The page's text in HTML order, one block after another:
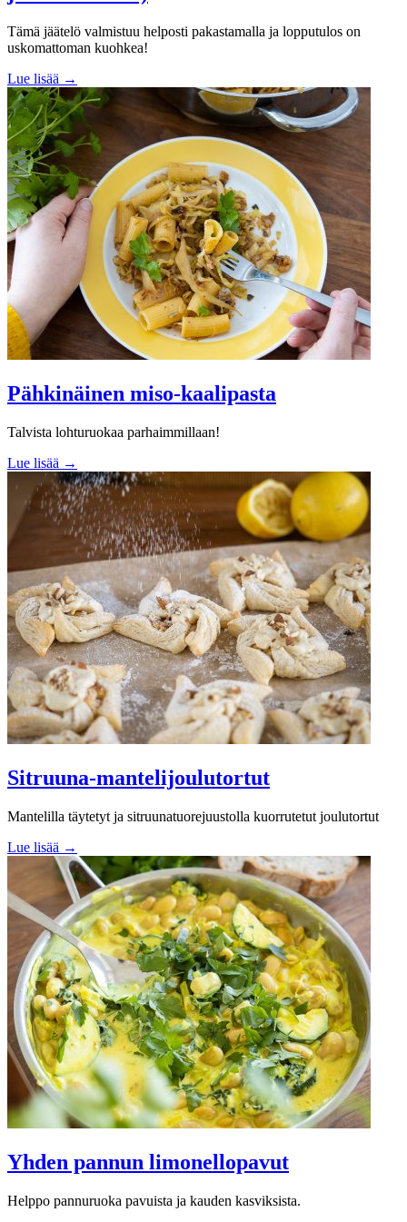
Tämä jäätelö valmistuu helposti pakastamalla ja lopputulos on
uskomattoman kuohkea!
Lue lisää →
Pähkinäinen miso-kaalipasta
Talvista lohturuokaa parhaimmillaan!
Lue lisää →
Sitruuna-mantelijoulutortut
Mantelilla täytetyt ja sitruunatuorejuustolla kuorrutetut joulutortut
Lue lisää →
Yhden pannun limonellopavut
Helppo pannuruoka pavuista ja kauden kasviksista.